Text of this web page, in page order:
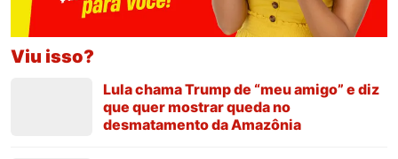
Viu isso?
Lula chama Trump de “meu amigo” e diz
que quer mostrar queda no
desmatamento da Amazônia